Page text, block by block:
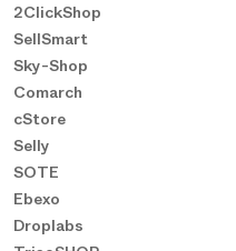
2ClickShop
SellSmart
Sky-Shop
Comarch
cStore
Selly
SOTE
Ebexo
Droplabs